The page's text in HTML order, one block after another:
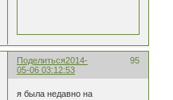
Поделиться 95
2014-
05-06 03:12:53
я была недавно на